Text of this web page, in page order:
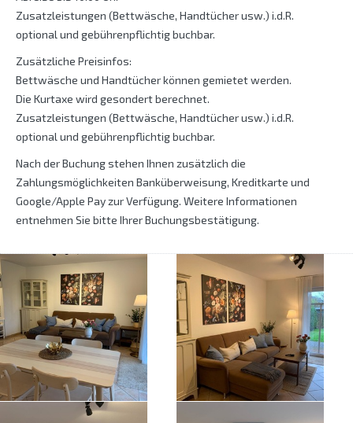
Zusatzleistungen (Bettwäsche, Handtücher usw.) i.d.R.
optional und gebührenpflichtig buchbar.
Zusätzliche Preisinfos:
Bettwäsche und Handtücher können gemietet werden.
Die Kurtaxe wird gesondert berechnet.
Zusatzleistungen (Bettwäsche, Handtücher usw.) i.d.R.
optional und gebührenpflichtig buchbar.
Nach der Buchung stehen Ihnen zusätzlich die
Zahlungsmöglichkeiten Banküberweisung, Kreditkarte und
Google/Apple Pay zur Verfügung. Weitere Informationen
entnehmen Sie bitte Ihrer Buchungsbestätigung.